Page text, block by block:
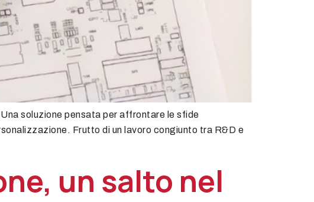
soluzione pensata per affrontare le sfide
Frutto di un lavoro congiunto tra R&D e
un salto nel